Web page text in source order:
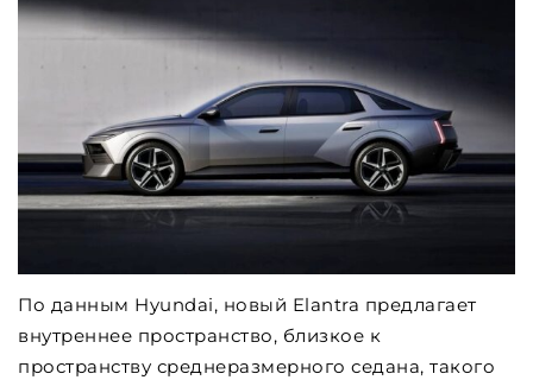
По данным Hyundai, новый Elantra предлагает
внутреннее пространство, близкое к
пространству среднеразмерного седана, такого